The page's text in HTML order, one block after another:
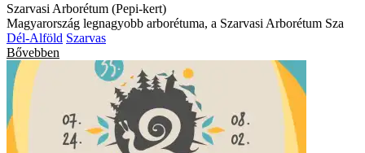
Szarvasi Arborétum (Pepi-kert)
Magyarország legnagyobb arborétuma, a Szarvasi Arborétum Sza
Dél-Alföld Szarvas
Bővebben